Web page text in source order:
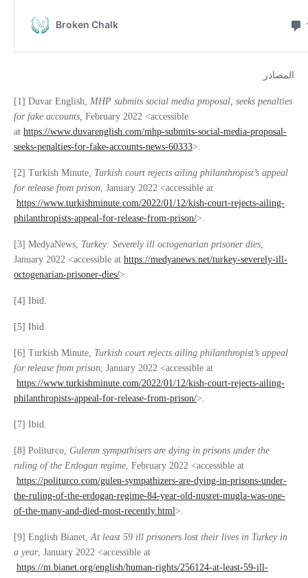
المصادر
[1] Duvar English, MHP submits social media proposal, seeks penalties
for fake accounts, February 2022 <accessible
at https://www.duvarenglish.com/mhp-submits-social-media-proposal-
seeks-penalties-for-fake-accounts-news-60333>.
[2] Turkish Minute, Turkish court rejects ailing philanthropist’s appeal
for release from prison , January 2022 <accessible at
https://www.turkishminute.com/2022/01/12/kish-court-rejects-ailing-
philanthropists-appeal-for-release-from-prison/>.
[3] MedyaNews, Turkey: Severely ill octogenarian prisoner dies
January 2022 <accessible at https://medyanews.net/turkey-severely-ill-
octogenarian-prisoner-dies/>.
[4] Ibid.
[5] Ibid.
[6] Turkish Minute, Turkish court rejects ailing philanthropist’s appeal
for release from prison , January 2022 <accessible at
https://www.turkishminute.com/2022/01/12/kish-court-rejects-ailing-
philanthropists-appeal-for-release-from-prison/>.
[7] Ibid.
[8] Politurco, Gulenm sympathisers are dying in prisons under the
ruling of the Erdogan regime , February 2022 <accessible at
https://politurco.com/gulen-sympathizers-are-dying-in-prisons-under-
the-ruling-of-the-erdogan-regime-84-year-old-nusret-mugla-was-one-
of-the-many-and-died-most-recently.html>.
[9] English Bianet, At least 59 ill prisoners lost their lives in Turkey in
a year, January 2022 <accessible at
https://m.bianet.org/english/human-rights/256124-at-least-59-ill-